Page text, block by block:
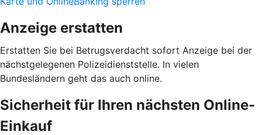
Anzeige erstatten
Erstatten Sie bei Betrugsverdacht sofort Anzeige bei der
nächstgelegenen Polizeidienststelle. In vielen
Bundesländern geht das auch online.
Sicherheit für Ihren nächsten Online-
Einkauf